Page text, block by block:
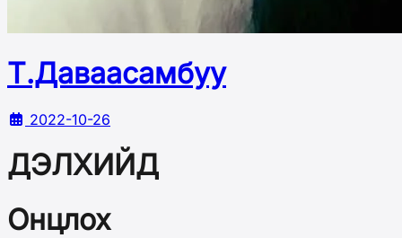
Т.Даваасамбуу
2022-10-26
ДЭЛХИЙД
Онцлох